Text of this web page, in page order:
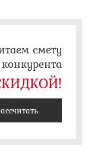
смету
конкурента